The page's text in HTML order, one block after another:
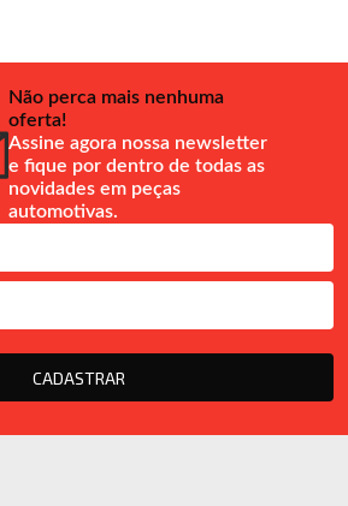
Não perca mais nenhuma
oferta!
Assine agora nossa newsletter
e fique por dentro de todas as
novidades em peças
automotivas.
CADASTRAR